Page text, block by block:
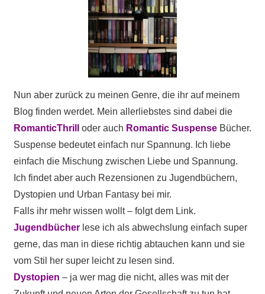
Nun aber zurück zu meinen Genre, die ihr auf meinem
Blog finden werdet. Mein allerliebstes sind dabei die
RomanticThrill
oder auch Romantic SuspenseBücher.
Suspense bedeutet einfach nur Spannung. Ich liebe
einfach die Mischung zwischen Liebe und Spannung.
Ich findet aber auch Rezensionen zu Jugendbüchern,
Dystopien und Urban Fantasy bei mir.
Falls ihr mehr wissen wollt – folgt dem Link.
Jugendbücherlese ich als abwechslung einfach super
gerne, das man in diese richtig abtauchen kann und sie
vom Stil her super leicht zu lesen sind.
Dystopien – ja wer mag die nicht, alles was mit der